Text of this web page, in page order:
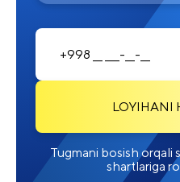
LOYIHANI
Tugmani bosish orqali
shartlariga